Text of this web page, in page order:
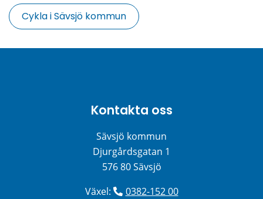
Cykla i Sävsjö kommun
Kontakta oss
Sävsjö kommun
Djurgårdsgatan 1
576 80 Sävsjö
Växel:
0382-152 00